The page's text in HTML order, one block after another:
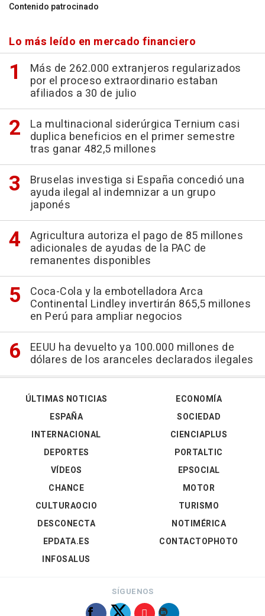
Contenido patrocinado
Lo más leído en mercado financiero
Más de 262.000 extranjeros regularizados
por el proceso extraordinario estaban
afiliados a 30 de julio
La multinacional siderúrgica Ternium casi
duplica beneficios en el primer semestre
tras ganar 482,5 millones
Bruselas investiga si España concedió una
ayuda ilegal al indemnizar a un grupo
japonés
Agricultura autoriza el pago de 85 millones
adicionales de ayudas de la PAC de
remanentes disponibles
Coca-Cola y la embotelladora Arca
Continental Lindley invertirán 865,5 millones
en Perú para ampliar negocios
EEUU ha devuelto ya 100.000 millones de
dólares de los aranceles declarados ilegales
ÚLTIMAS NOTICIAS
ESPAÑA
INTERNACIONAL
DEPORTES
VÍDEOS
ECONOMÍA
SOCIEDAD
CIENCIAPLUS
PORTALTIC
EPSOCIAL
CHANCE
CULTURAOCIO
DESCONECTA
EPDATA.ES
INFOSALUS
MOTOR
TURISMO
NOTIMÉRICA
CONTACTOPHOTO
SÍGUENOS